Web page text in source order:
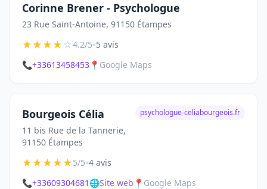
Corinne Brener - Psychologue
23 Rue Saint-Antoine, 91150 Étampes
★★★★☆4.2/5•5 avis
📞+33613458453 📍 Google Maps
Bourgeois Célia
11 bis Rue de la Tannerie,
91150 Étampes
psychologue-celiabourgeois.fr
★★★★★5/5•4 avis
📞+33609304681 🌐Site web 📍 Google Maps